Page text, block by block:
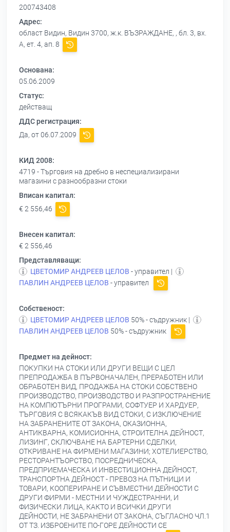
200743408
Адрес:
област Видин, Видин 3700, ж.к. ВЪЗРАЖДАНЕ, , бл. 3, вх.
А, ет. 4, ап. 8
Основана:
05.06.2009
Статус:
действащ
ДДС регистрация:
Да, от 06.07.2009
КИД 2008:
4719 - Търговия на дребно в неспециализирани
магазини с разнообразни стоки
Вписан капитал:
€ 2 556,46
Внесен капитал:
€ 2 556,46
Представляващи:
ЦВЕТОМИР АНДРЕЕВ ЦЕЛОВ - управител |
ПАВЛИН АНДРЕЕВ ЦЕЛОВ - управител
Собственост:
ЦВЕТОМИР АНДРЕЕВ ЦЕЛОВ 50% - съдружник |
ПАВЛИН АНДРЕЕВ ЦЕЛОВ 50% - съдружник
Предмет на дейност:
ПОКУПКИ НА СТОКИ ИЛИ ДРУГИ ВЕЩИ С ЦЕЛ
ПРЕПРОДАЖБА В ПЪРВОНАЧАЛЕН, ПРЕРАБОТЕН ИЛИ
ОБРАБОТЕН ВИД, ПРОДАЖБА НА СТОКИ СОБСТВЕНО
ПРОИЗВОДСТВО, ПРОИЗВОДСТВО И РАЗПРОСТРАНЕНИЕ
НА КОМПЮТЪРНИ ПРОГРАМИ, СОФТУЕР И ХАРДУЕР,
ТЪРГОВИЯ С ВСЯКАКЪВ ВИД СТОКИ, С ИЗКЛЮЧЕНИЕ
НА ЗАБРАНЕНИТЕ ОТ ЗАКОНА, ОКАЗИОННА,
АНТИКВАРНА, КОМИСИОННА, СТРОИТЕЛНА ДЕЙНОСТ,
ЛИЗИНГ, СКЛЮЧВАНЕ НА БАРТЕРНИ СДЕЛКИ,
ОТКРИВАНЕ НА ФИРМЕНИ МАГАЗИНИ; ХОТЕЛИЕРСТВО,
РЕСТОРАНТЪОРСТВО, ПОСРЕДНИЧЕСКА,
ПРЕДПРИЕМАЧЕСКА И ИНВЕСТИЦИОННА ДЕЙНОСТ,
ТРАНСПОРТНА ДЕЙНОСТ - ПРЕВОЗ НА ПЪТНИЦИ И
ТОВАРИ, КООПЕРИРАНЕ И СЪВМЕСТНИ ДЕЙНОСТИ С
ДРУГИ ФИРМИ - МЕСТНИ И ЧУЖДЕСТРАННИ, И
ФИЗИЧЕСКИ ЛИЦА, КАКТО И ВСИЧКИ ДРУГИ
ДЕЙНОСТИ, НЕ ЗАБРАНЕНИ ОТ ЗАКОНА, СЪГЛАСНО ЧЛ.1
ОТ ТЗ. ИЗБРОЕНИТЕ ПО-ГОРЕ ДЕЙНОСТИ СЕ